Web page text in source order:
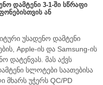
ᲓᲐᲛᲢᲔᲜᲘ 3-1-ᲨᲘ ᲡᲬᲠᲐᲤᲘ
ᲐᲜ
უსადენო დამტენი
Apple-ის და Samsung-ის
დატენვას. მას აქვს
სლოტები საათებისა
მხარს უჭერს QC/PD